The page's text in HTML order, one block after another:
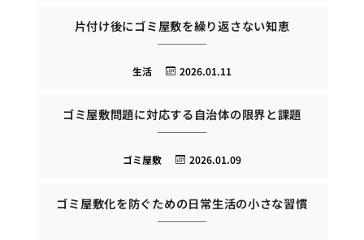
片付け後にゴミ屋敷を繰り返さない知恵
2026.01.11
生活
ゴミ屋敷問題に対応する自治体の限界と課題
2026.01.09
ゴミ屋敷
ゴミ屋敷化を防ぐための日常生活の小さな習慣